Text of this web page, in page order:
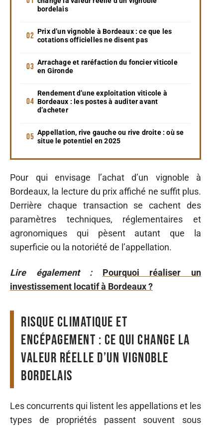
bordelais
Prix d’un vignoble à Bordeaux : ce que les
cotations officielles ne disent pas
Arrachage et raréfaction du foncier viticole
en Gironde
Rendement d’une exploitation viticole à
Bordeaux : les postes à auditer avant
d’acheter
Appellation, rive gauche ou rive droite : où se
situe le potentiel en 2025
Pour qui envisage l’achat d’un vignoble à
Bordeaux, la lecture du prix affiché ne suffit plus.
Derrière chaque transaction se cachent des
paramètres techniques, réglementaires et
agronomiques qui pèsent autant que la
superficie ou la notoriété de l’appellation.
Lire également :
Pourquoi réaliser un
investissement locatif à Bordeaux ?
Risque climatique et
encépagement : ce qui change la
valeur réelle d’un vignoble
bordelais
Les concurrents qui listent les appellations et les
types de propriétés passent souvent sous